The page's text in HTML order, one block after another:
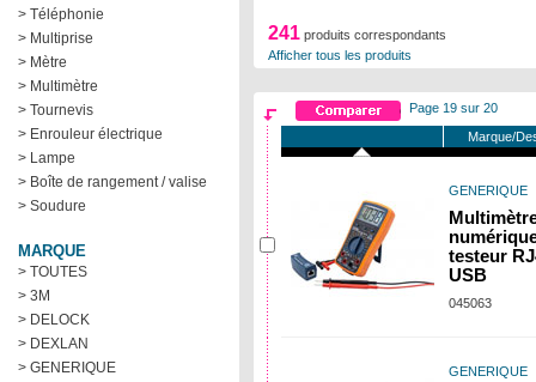
> Téléphonie
> Multiprise
> Mètre
> Multimètre
> Tournevis
> Enrouleur électrique
> Lampe
> Boîte de rangement / valise
> Soudure
MARQUE
> TOUTES
> 3M
> DELOCK
> DEXLAN
> GENERIQUE
241 produits correspondants
Afficher tous les produits
Page 19 sur 20
Marque/
GENERIQUE
testeur
USB
045063
GENERIQUE